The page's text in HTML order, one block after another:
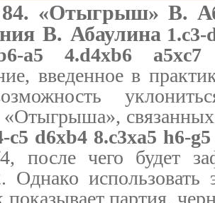
«Отыгрыш» В.
В. Абаулина 1.c3-
a5 4.d4xb6
введенное в
«Отыгрыша»,
c5 d6xb4 8.c3xa5 h6-g5
после чего будет
использовать
показывает партия,